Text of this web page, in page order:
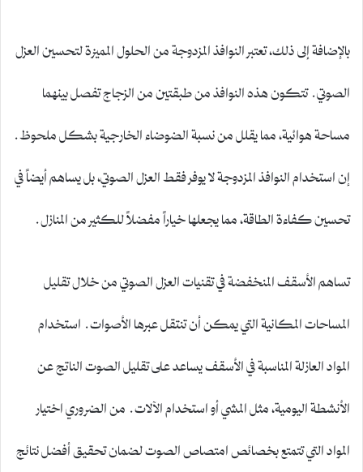
بالإضافة إلى ذلك، تعتبر النوافذ المزدوجة من الحلول المميزة لتحسين العزل
الصوتي. تتكون هذه النوافذ من طبقتين من الزجاج تفصل بينهما
مساحة هوائية، مما يقلل من نسبة الضوضاء الخارجية بشكل ملحوظ.
إن استخدام النوافذ المزدوجة لا يوفر فقط العزل الصوتي، بل يساهم أيضاً في
تحسين كفاءة الطاقة، مما يجعلها خياراً مفضلاً للكثير من المنازل.
تساهم الأسقف المنخفضة في تقنيات العزل الصوتي من خلال تقليل
المساحات المكانية التي يمكن أن تنتقل عبرها الأصوات. استخدام
المواد العازلة المناسبة في الأسقف يساعد على تقليل الصوت الناتج عن
الأنشطة اليومية، مثل المشي أو استخدام الآلات. من الضروري اختيار
المواد التي تتمتع بخصائص امتصاص الصوت لضمان تحقيق أفضل نتائج